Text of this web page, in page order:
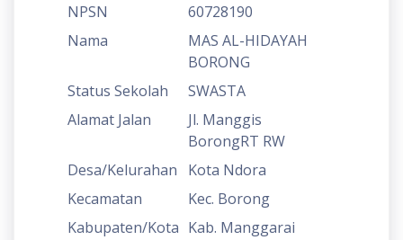
NPSN
60728190
Nama
MAS AL-HIDAYAH
BORONG
Status Sekolah
SWASTA
Alamat Jalan
Jl. Manggis
BorongRT RW
Desa/Kelurahan
Kota Ndora
Kecamatan
Kec. Borong
Kabupaten/Kota Kab. Manggarai